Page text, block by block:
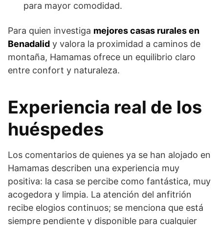
para mayor comodidad.
Para quien investiga mejores casas rurales en
Benadalid y valora la proximidad a caminos de
montaña, Hamamas ofrece un equilibrio claro
entre confort y naturaleza.
Experiencia real de los
huéspedes
Los comentarios de quienes ya se han alojado en
Hamamas describen una experiencia muy
positiva: la casa se percibe como fantástica, muy
acogedora y limpia. La atención del anfitrión
recibe elogios continuos; se menciona que está
siempre pendiente y disponible para cualquier